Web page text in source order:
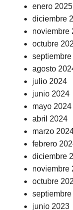
enero 2025
diciembre
noviembre
octubre
agosto
julio 2024
junio 2024
mayo 2024
abril 2024
marzo
febrero
diciembre
noviembre
octubre
junio 2023